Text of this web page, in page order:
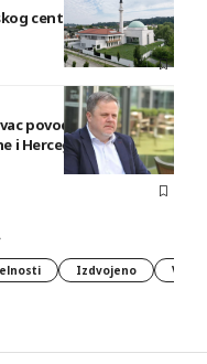
centra i džamije u
povodom osvajanja
i Hercegovine u
Izdvojeno